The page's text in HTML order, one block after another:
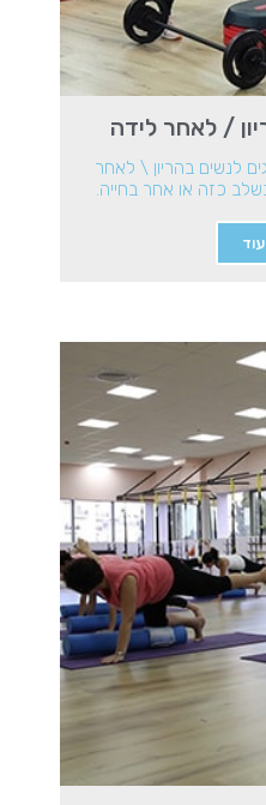
/ לאחר לידה
לנשים בהריון \ לאחר
כזה או אחר בחייה.